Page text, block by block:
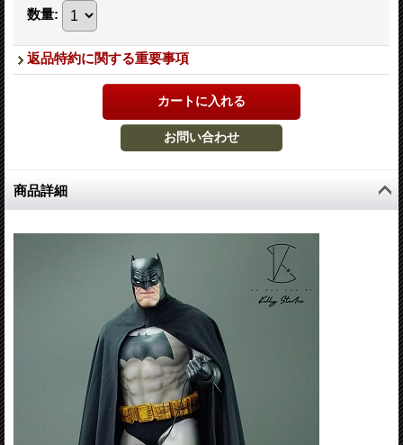
数量:
返品特約に関する重要事項
商品詳細